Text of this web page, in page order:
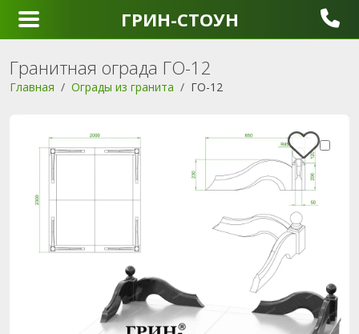
ГРИН-СТОУН
Гранитная ограда ГО-12
Главная Ограды из гранита ГО-12